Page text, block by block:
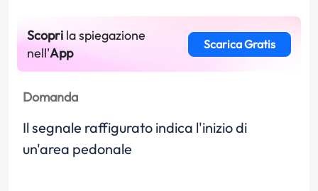
Scopri la spiegazione
nell'App
Scarica Gratis
Domanda
Il segnale raffigurato indica l'inizio di
un'area pedonale